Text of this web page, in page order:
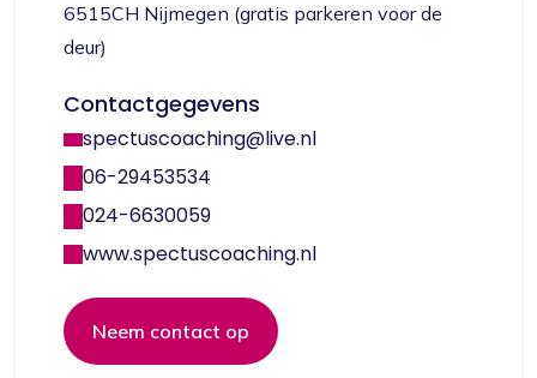
6515CH Nijmegen (gratis parkeren voor de
deur)
Contactgegevens
spectuscoaching@live.nl
06-29453534
024-6630059
www.spectuscoaching.nl
Neem contact op